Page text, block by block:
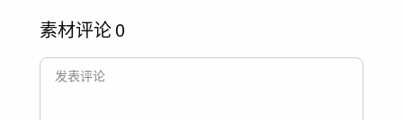
素材评论0